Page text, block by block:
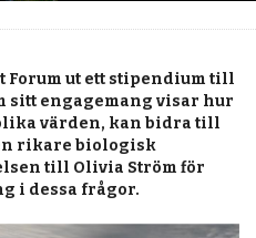
Forum ut ett stipendium till
sitt engagemang visar hur
värden, kan bidra till
rikare biologisk
till Olivia Ström för
i dessa frågor.